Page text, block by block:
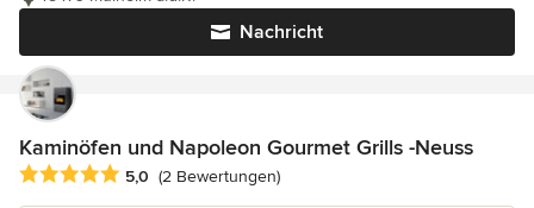
Nachricht
Kaminöfen und Napoleon Gourmet Grills -Neuss
Durchschnittliche Bewertung: 5 von 5 Sternen
5,0 (2 Bewertungen)